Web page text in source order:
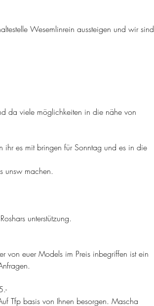
Wesemlinrein aussteigen und wir sind
da viele möglichkeiten in die nähe von
es mit bringen für Sonntag und es in die
unsw machen.
unterstützung.
von euer Models im Preis inbegriffen ist ein
Tfp basis von Ihnen besorgen. Mascha